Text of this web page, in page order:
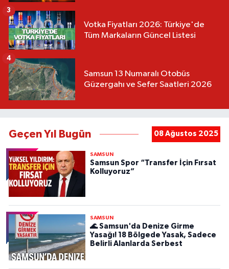
Votka Fiyatları 2026: Türkiye'de
Tüm Markaların Güncel Listesi
3
Samsun 13 Numaralı Otobüs
Güzergahı ve Sefer Saatleri 2026
4
Geçen Yıl Bugün 08 Ağustos 2025
SAMSUN
Samsun Spor “Transfer İçin Fırsat
Kolluyoruz”
SAMSUN
🌊 Samsun'da Denize Girme
Yasağı! 18 Bölgede Yasak, Sadece
Belirli Alanlarda Serbest